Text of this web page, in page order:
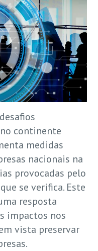
continente
medidas
nacionais na
provocadas pelo
se verifica. Este
resposta
impactos nos
vista preservar